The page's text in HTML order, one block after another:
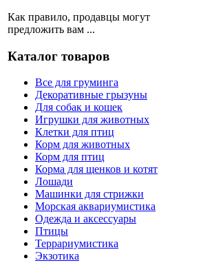
Как правило, продавцы могут
предложить вам ...
Каталог товаров
Все для груминга
Декоративные грызуны
Для собак и кошек
Игрушки для животных
Клетки для птиц
Корм для животных
Корм для птиц
Корма для щенков и котят
Лошади
Машинки для стрижки
Морская аквариумистика
Одежда и аксессуары
Птицы
Террариумистика
Экзотика